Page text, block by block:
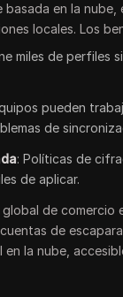
en la nube,
locales. Los
miles de perfiles
pueden
de
: Políticas de
de aplicar.
global de comercio
de
la nube,